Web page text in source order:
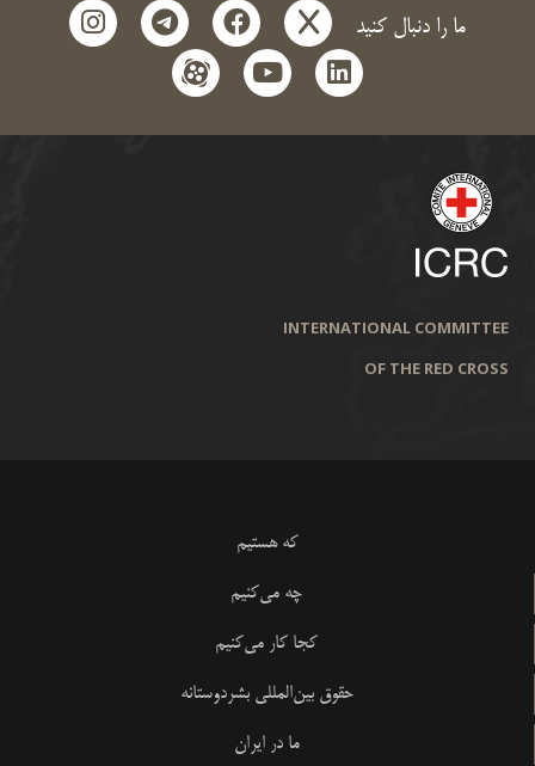
ما را دنبال کنید x
facebook
telegram
instagram
linkedin
youtube
aparat
INTERNATIONAL COMMITTEE
OF THE RED CROSS
که هستیم
چه می‌کنیم
کجا کار می‌کنیم
حقوق بین‌المللی بشردوستانه
ما در ایران